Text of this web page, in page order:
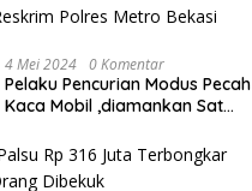
4 Mei 2024 0 Komentar
Pelaku Pencurian Modus Pecah
Kaca Mobil ,diamankan Sat
Kota